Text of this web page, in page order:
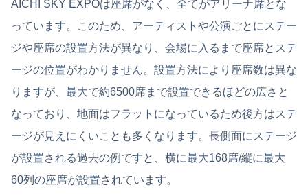
AICHI SKY EXPOは座席がなく、全てがアリーナ席とな
っています。このため、アーティストや公演ごとにステー
ジや座席の設置方法が異なり、会場に入るまで座席とステ
ージの位置がわかりません。設置方法により座席数は異な
りますが、最大で約6500席まで設置できるほどの広さと
なっており、地面はフラットになっているため後方はステ
ージが見えにくいことも多くなります。長側面にステージ
が設置される過去の例ですと、横に最大168席/縦に最大
60列の座席が設置されています。